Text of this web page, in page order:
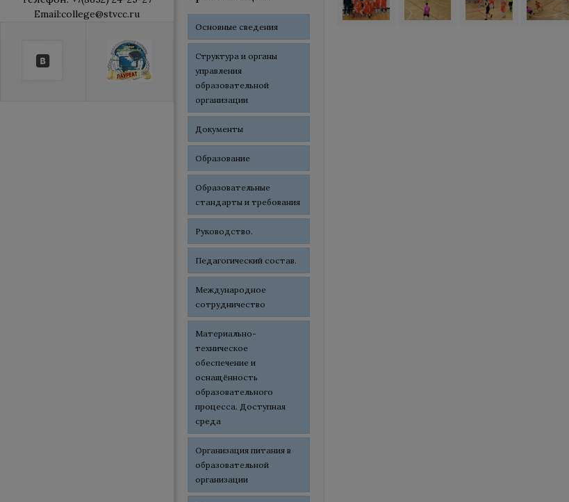
Email:college@stvcc.ru
Основные сведения
Структура и органы
управления
образовательной
организации
Документы
Образование
Образовательные
стандарты и требования
Руководство.
Педагогический состав.
Международное
сотрудничество
Материально-
техническое
обеспечение и
оснащённость
образовательного
процесса. Доступная
среда
Организация питания в
образовательной
организации